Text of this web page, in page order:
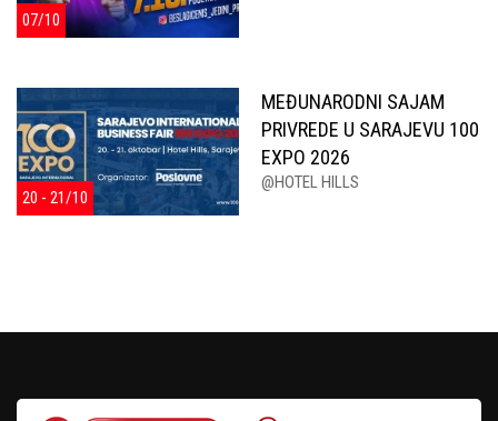
07/10
20 - 21/10
MEĐUNARODNI SAJAM
PRIVREDE U SARAJEVU 100
EXPO 2026
@HOTEL HILLS